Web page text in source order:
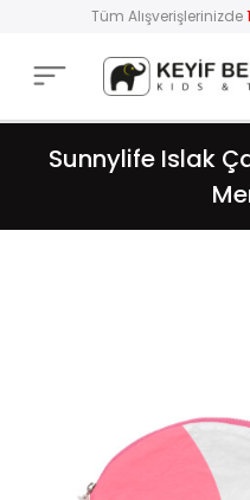
Tüm Alışverişlerinizde
Sunnylife Islak